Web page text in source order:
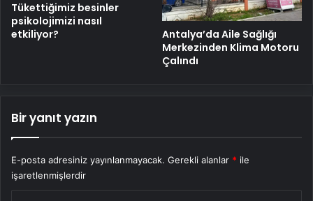
Tükettiğimiz besinler
psikolojimizi nasıl
etkiliyor?
Antalya’da Aile Sağlığı
Merkezinden Klima Motoru
Çalındı
Bir yanıt yazın
E-posta adresiniz yayınlanmayacak. Gerekli alanlar * ile
işaretlenmişlerdir